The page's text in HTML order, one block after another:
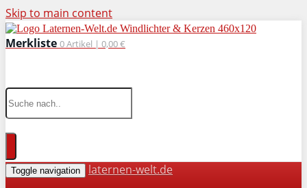
Skip to main content
Merkliste 0Artikel | 0,00 €
Toggle navigation
laternen-welt.de